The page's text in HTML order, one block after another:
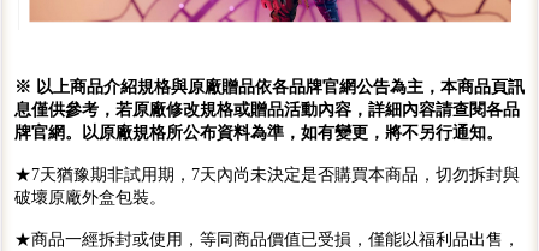
※ 以上商品介紹規格與原廠贈品依各品牌官網公告為主，本商品頁訊
息僅供參考，若原廠修改規格或贈品活動內容，詳細內容請查閱各品
牌官網。以原廠規格所公布資料為準，如有變更，將不另行通知。
★7天猶豫期非試用期，7天內尚未決定是否購買本商品，切勿拆封與
破壞原廠外盒包裝。
★商品一經拆封或使用，等同商品價值已受損，僅能以福利品出售，